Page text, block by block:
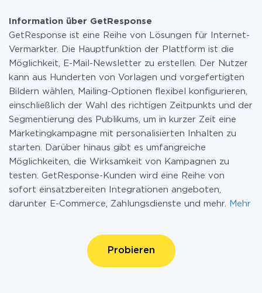
Information über GetResponse
GetResponse ist eine Reihe von Lösungen für Internet-
Vermarkter. Die Hauptfunktion der Plattform ist die
Möglichkeit, E-Mail-Newsletter zu erstellen. Der Nutzer
kann aus Hunderten von Vorlagen und vorgefertigten
Bildern wählen, Mailing-Optionen flexibel konfigurieren,
einschließlich der Wahl des richtigen Zeitpunkts und der
Segmentierung des Publikums, um in kurzer Zeit eine
Marketingkampagne mit personalisierten Inhalten zu
starten. Darüber hinaus gibt es umfangreiche
Möglichkeiten, die Wirksamkeit von Kampagnen zu
testen. GetResponse-Kunden wird eine Reihe von
sofort einsatzbereiten Integrationen angeboten,
darunter E-Commerce, Zahlungsdienste und mehr.
Mehr
Probieren